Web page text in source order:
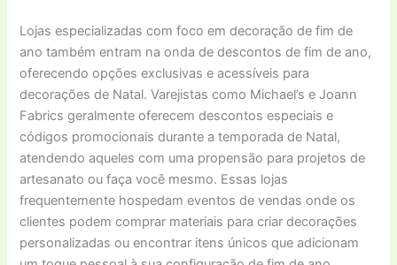
Lojas especializadas com foco em decoração de fim de
ano também entram na onda de descontos de fim de ano,
oferecendo opções exclusivas e acessíveis para
decorações de Natal. Varejistas como Michael’s e Joann
Fabrics geralmente oferecem descontos especiais e
códigos promocionais durante a temporada de Natal,
atendendo aqueles com uma propensão para projetos de
artesanato ou faça você mesmo. Essas lojas
frequentemente hospedam eventos de vendas onde os
clientes podem comprar materiais para criar decorações
personalizadas ou encontrar itens únicos que adicionam